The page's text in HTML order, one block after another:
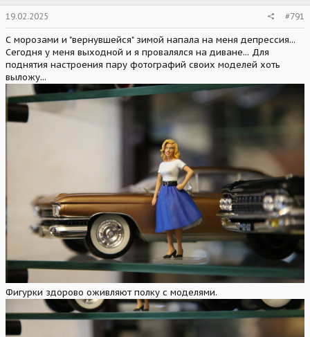
19.02.2025 #791
С морозами и "вернувшейся" зимой напала на меня депрессия...
Сегодня у меня выходной и я провалялся на диване... Для
поднятия настроения пару фотографий своих моделей хоть
выложу...
Фигурки здорово оживляют полку с моделями.